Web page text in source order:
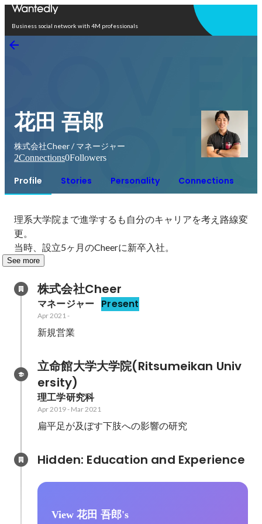
Business social network with 4M professionals
花田 吾郎
株式会社Cheer / マネージャー
2Connections0Followers
Profile Stories Personality Connections
理系大学院まで進学するも自分のキャリアを考え路線変
更。
当時、設立5ヶ月のCheerに新卒入社。
See more
株式会社Cheer
マネージャー Present
Apr 2021-
新規営業
立命館大学大学院(Ritsumeikan Univ
ersity)
理工学研究科
Apr 2019- Mar 2021
扁平足が及ぼす下肢への影響の研究
View 花田 吾郎's